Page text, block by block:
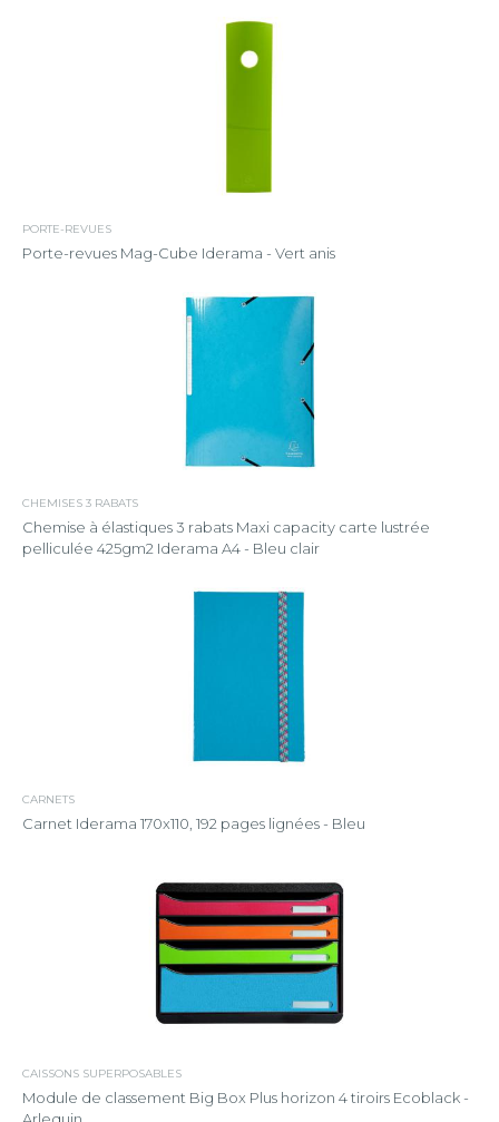
PORTE-REVUES
Porte-revues Mag-Cube Iderama - Vert anis
CHEMISES 3 RABATS
Chemise à élastiques 3 rabats Maxi capacity carte lustrée
pelliculée 425gm2 Iderama A4 - Bleu clair
CARNETS
Carnet Iderama 170x110, 192 pages lignées - Bleu
CAISSONS SUPERPOSABLES
Module de classement Big Box Plus horizon 4 tiroirs Ecoblack -